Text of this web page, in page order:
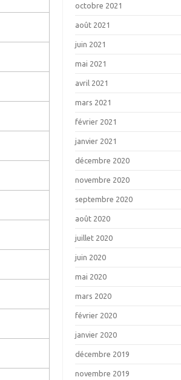
octobre 2021
août 2021
juin 2021
mai 2021
avril 2021
mars 2021
février 2021
janvier 2021
décembre 2020
novembre 2020
septembre 2020
août 2020
juillet 2020
juin 2020
mai 2020
mars 2020
février 2020
janvier 2020
décembre 2019
novembre 2019